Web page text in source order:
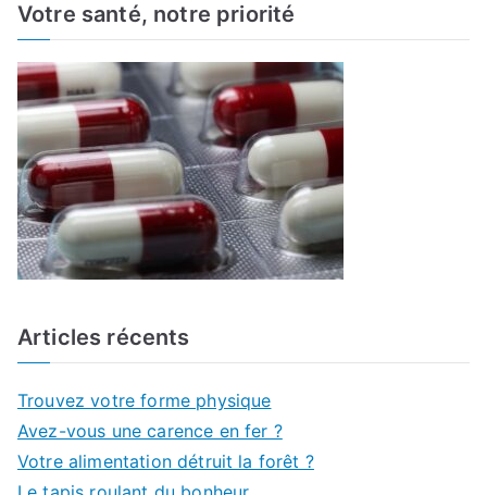
f
Votre santé, notre priorité
Articles récents
Trouvez votre forme physique
Avez-vous une carence en fer ?
Votre alimentation détruit la forêt ?